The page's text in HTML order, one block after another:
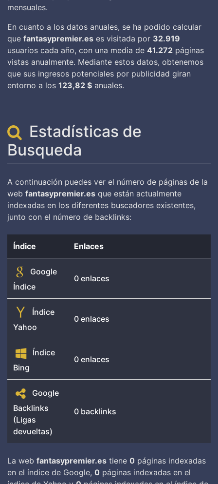
mensuales.
En cuanto a los datos anuales, se ha podido calcular
que fantasypremier.es es visitada por 32.919
usuarios cada año, con una media de 41.272 páginas
vistas anualmente. Mediante estos datos, obtenemos
que sus ingresos potenciales por publicidad giran
entorno a los 123,82 $ anuales.
Estadísticas de
Busqueda
A continuación puedes ver el número de páginas de la
web fantasypremier.es que están actualmente
indexadas en los diferentes buscadores existentes,
junto con el número de backlinks:
Índice Enlaces
Google
Índice
0 enlaces
Índice
Yahoo
0 enlaces
Índice
Bing
0 enlaces
Google
Backlinks
(Ligas
devueltas)
0 backlinks
La web fantasypremier.es tiene 0 páginas indexadas
en el índice de Google, 0 páginas indexadas en el